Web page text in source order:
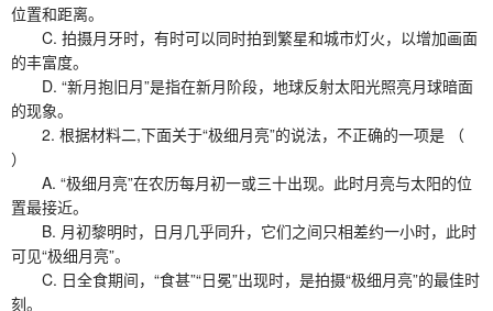
位置和距离。
C. 拍摄月牙时，有时可以同时拍到繁星和城市灯火，以增加画面
的丰富度。
D. “新月抱旧月”是指在新月阶段，地球反射太阳光照亮月球暗面
的现象。
2. 根据材料二,下面关于“极细月亮”的说法，不正确的一项是 （
）
A. “极细月亮”在农历每月初一或三十出现。此时月亮与太阳的位
置最接近。
B. 月初黎明时，日月几乎同升，它们之间只相差约一小时，此时
可见“极细月亮”。
C. 日全食期间，“食甚”“日冕”出现时，是拍摄“极细月亮”的最佳时
刻。